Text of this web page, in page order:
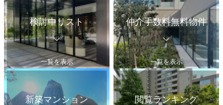
検討中リスト
一覧を表示
仲介手数料無料物件
一覧を表示
新築マンション 閲覧ランキング